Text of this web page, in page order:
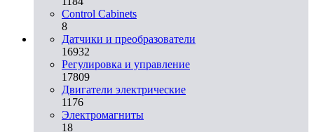
Control Cabinets
8
Датчики и преобразователи
16932
Регулировка и управление
17809
Двигатели электрические
1176
Электромагниты
18